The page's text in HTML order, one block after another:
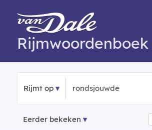
Rijmwoordenboek
Rijmt op
Eerder bekeken